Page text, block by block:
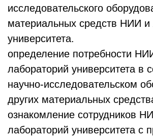
исследовательского
материальных средств НИИ и
университета.
определение потребности
лабораторий университета в
научно-исследовательском
других материальных
ознакомление сотрудников
лабораторий университета с